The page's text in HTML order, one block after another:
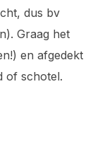
dus bv
Graag het
en afgedekt
of schotel.